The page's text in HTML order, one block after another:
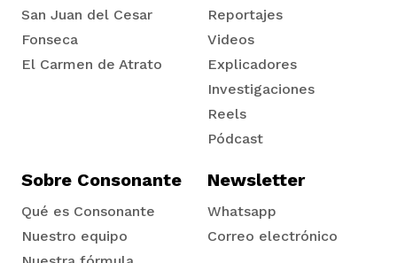
San Juan del Cesar
Fonseca
El Carmen de Atrato
Reportajes
Videos
Explicadores
Investigaciones
Reels
Pódcast
Sobre Consonante
Qué es Consonante
Nuestro equipo
Newsletter
Whatsapp
Correo electrónico